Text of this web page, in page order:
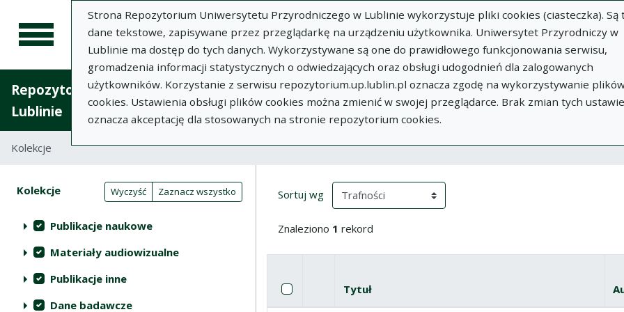
Strona Repozytorium Uniwersytetu Przyrodniczego w Lublinie wykorzystuje pliki cookies (ciasteczka). Są
dane tekstowe, zapisywane przez przeglądarkę na urządzeniu użytkownika. Uniwersytet Przyrodniczy w
Lublinie ma dostęp do tych danych. Wykorzystywane są one do prawidłowego funkcjonowania serwisu,
gromadzenia informacji statystycznych o odwiedzających oraz obsługi udogodnień dla zalogowanych
użytkowników. Korzystanie z serwisu repozytorium.up.lublin.pl oznacza zgodę na wykorzystywanie
cookies. Ustawienia obsługi plików cookies można zmienić w swojej przeglądarce. Brak zmian tych
oznacza akceptację dla stosowanych na stronie repozytorium cookies.
Repozytorium Uniwersytetu Przyrodniczego w
Lublinie
Dodaj
publikację
O
Repozytorium
Dokumenty
Kolekcje
Tabela wyników wyszukiwania
Filtry wyszukiwania (automatyczne przeładowanie treści)
Akcje na kolekcjach Wyczyść Zaznacz wszystko
Kolekcje (automatyczne przeładowanie treści)
Publikacje naukowe
Materiały audiowizualne
Publikacje inne
Dane badawcze
Wyniki wyszukiwania
Sortuj wg (automatyczne przeładowanie treści)
Znaleziono 1 rekord
Pole wyboru
Zaznacz wszystkie pozycje
Miniatura
Tytuł